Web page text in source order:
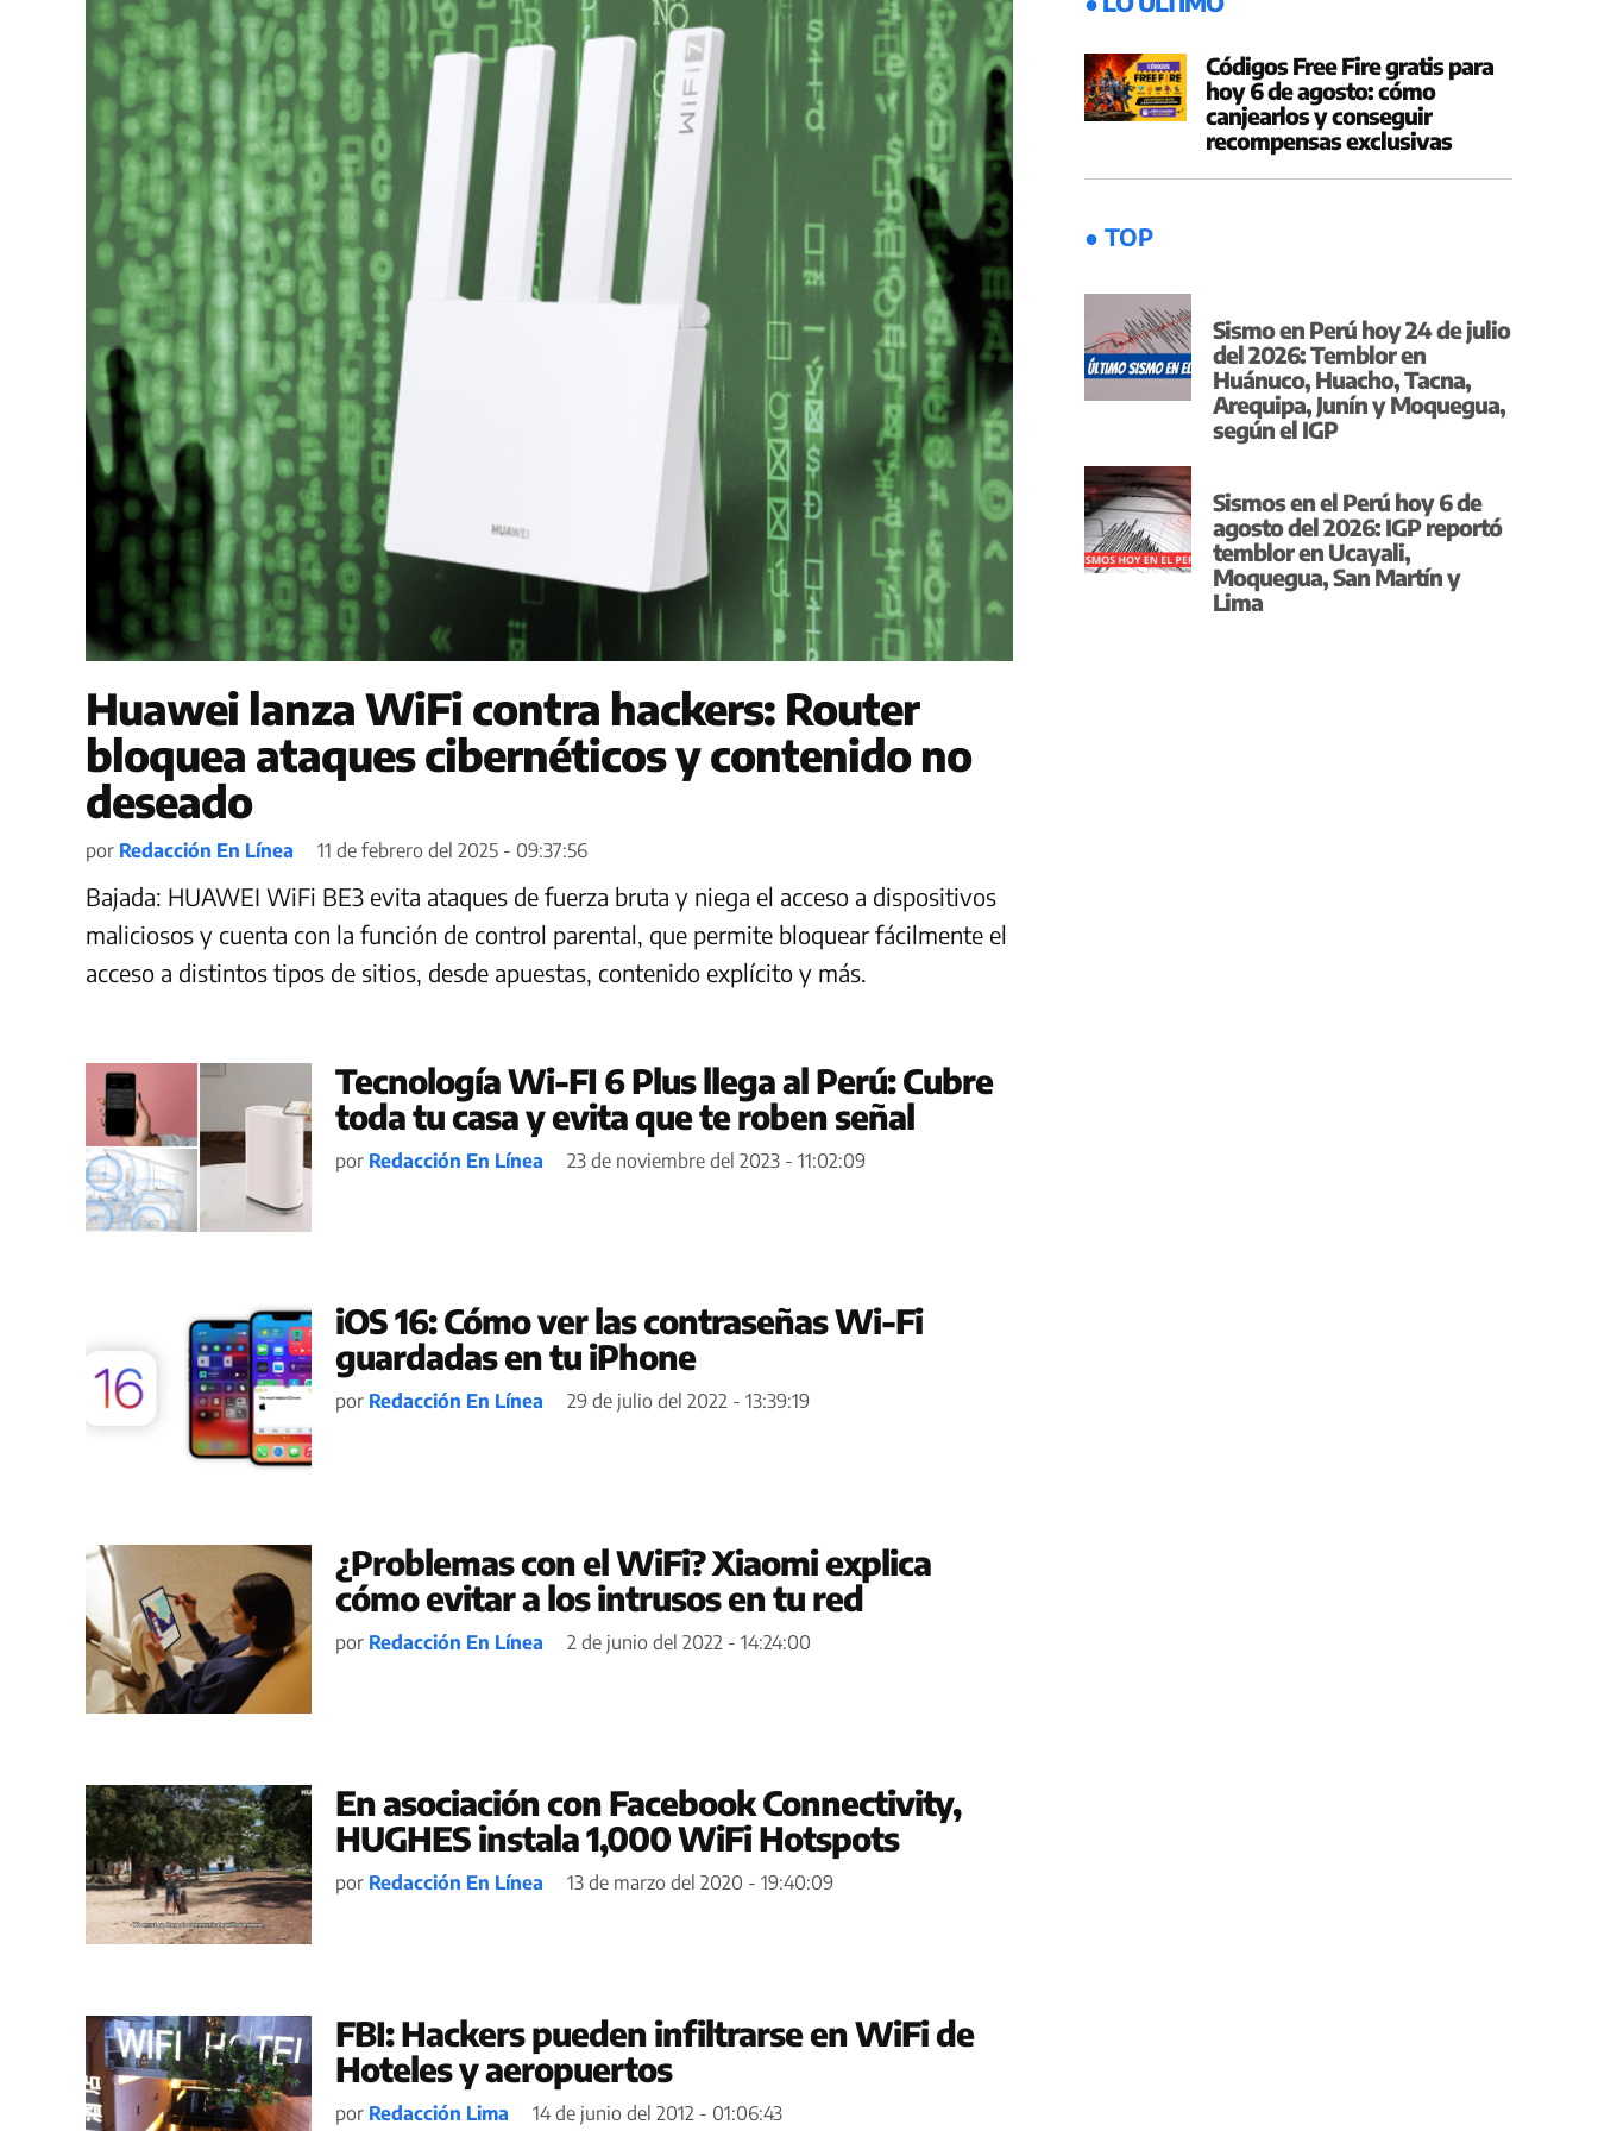
Huawei lanza WiFi contra hackers: Router
bloquea ataques cibernéticos y contenido no
deseado
por Redacción En Línea 11 de febrero del 2025 - 09:37:56
Bajada: HUAWEI WiFi BE3 evita ataques de fuerza bruta y niega el acceso a dispositivos
maliciosos y cuenta con la función de control parental, que permite bloquear fácilmente el
acceso a distintos tipos de sitios, desde apuestas, contenido explícito y más.
Tecnología Wi-FI 6 Plus llega al Perú: Cubre
toda tu casa y evita que te roben señal
por Redacción En Línea 23 de noviembre del 2023 - 11:02:09
iOS 16: Cómo ver las contraseñas Wi-Fi
guardadas en tu iPhone
por Redacción En Línea 29 de julio del 2022 - 13:39:19
¿Problemas con el WiFi? Xiaomi explica
cómo evitar a los intrusos en tu red
por Redacción En Línea 2 de junio del 2022 - 14:24:00
En asociación con Facebook Connectivity,
HUGHES instala 1,000 WiFi Hotspots
por Redacción En Línea 13 de marzo del 2020 - 19:40:09
FBI: Hackers pueden infiltrarse en WiFi de
Hoteles y aeropuertos
por Redacción Lima 14 de junio del 2012 - 01:06:43
Códigos Free Fire gratis para
hoy 6 de agosto: cómo
canjearlos y conseguir
recompensas exclusivas
● TOP
Sismo en Perú hoy 24 de julio
del 2026: Temblor en
Huánuco, Huacho, Tacna,
Arequipa, Junín y Moquegua,
según el IGP
Sismos en el Perú hoy 6 de
agosto del 2026: IGP reportó
temblor en Ucayali,
Moquegua, San Martín y
Lima